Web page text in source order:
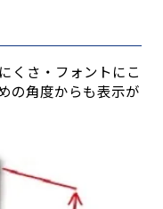
くさ・フォントにこ
の角度からも表示が